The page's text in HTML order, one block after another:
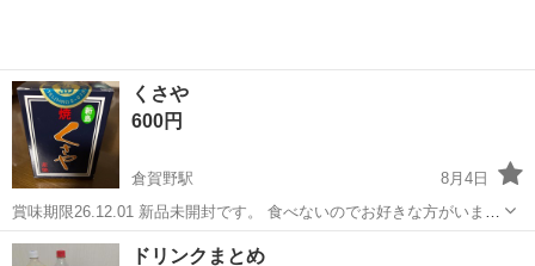
くさや
600円
倉賀野駅
8月4日
賞味期限26.12.01 新品未開封です。 食べないのでお好きな方がいまし
たら
群馬 高崎市 倉賀野駅 食品
ドリンクまとめ